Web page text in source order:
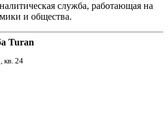
служба, работающая на
и общества.
Turan
кв. 24